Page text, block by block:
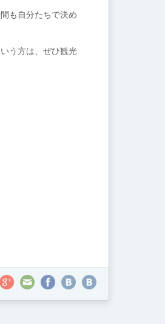
も自分たちで決め
う方は、ぜひ観光